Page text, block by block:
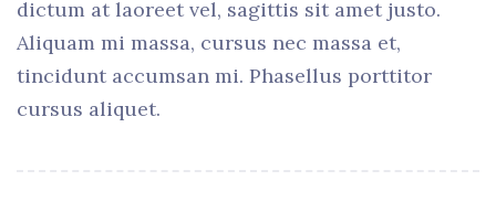
dictum at laoreet vel, sagittis sit amet justo.
Aliquam mi massa, cursus nec massa et,
tincidunt accumsan mi. Phasellus porttitor
cursus aliquet.